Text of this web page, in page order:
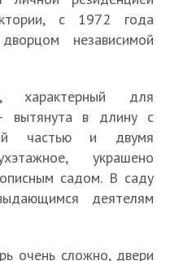
с 1972 года
независимой
характерный для
вытянута в длину с
частью и двумя
украшено
садом. В саду
деятелям
очень сложно, двери